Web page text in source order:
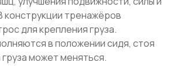
конструкции тренажёров
для крепления груза.
в положении сидя, стоя
может меняться.